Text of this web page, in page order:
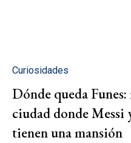
Curiosidades
Dónde queda
ciudad donde Messi
tienen una mansión